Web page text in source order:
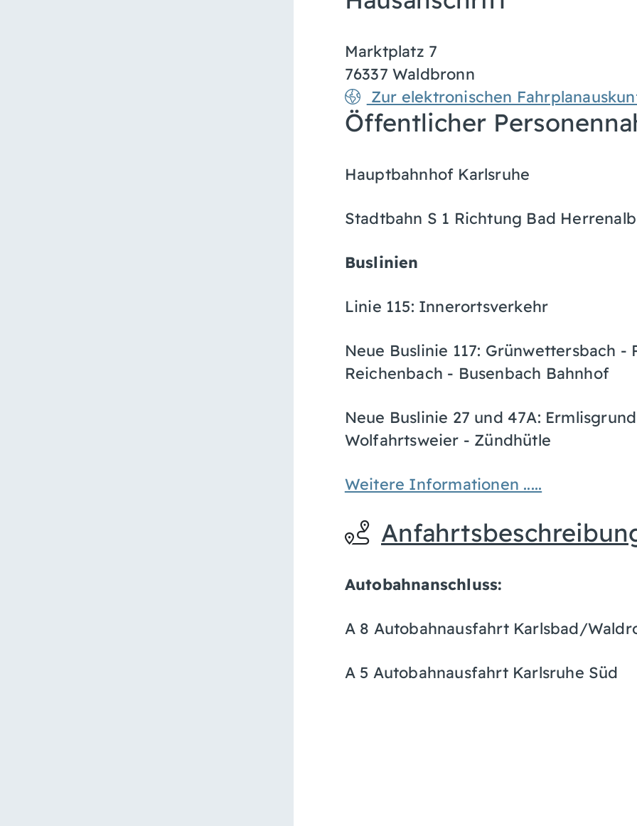
Marktplatz 7
76337 Waldbronn
Zur elektronischen
Öffentlicher
Hauptbahnhof Karlsruhe
Stadtbahn S 1 Richtung Bad
Buslinien
Linie 115: Innerortsverkehr
Neue Buslinie 117: Grünwettersbach
Reichenbach - Busenbach Bahnhof
Neue Buslinie 27 und 47A:
Wolfahrtsweier - Zündhütle
Weitere Informationen .....
Autobahnanschluss:
A 8 Autobahnausfahrt Karlsbad/
A 5 Autobahnausfahrt Karlsruhe Süd